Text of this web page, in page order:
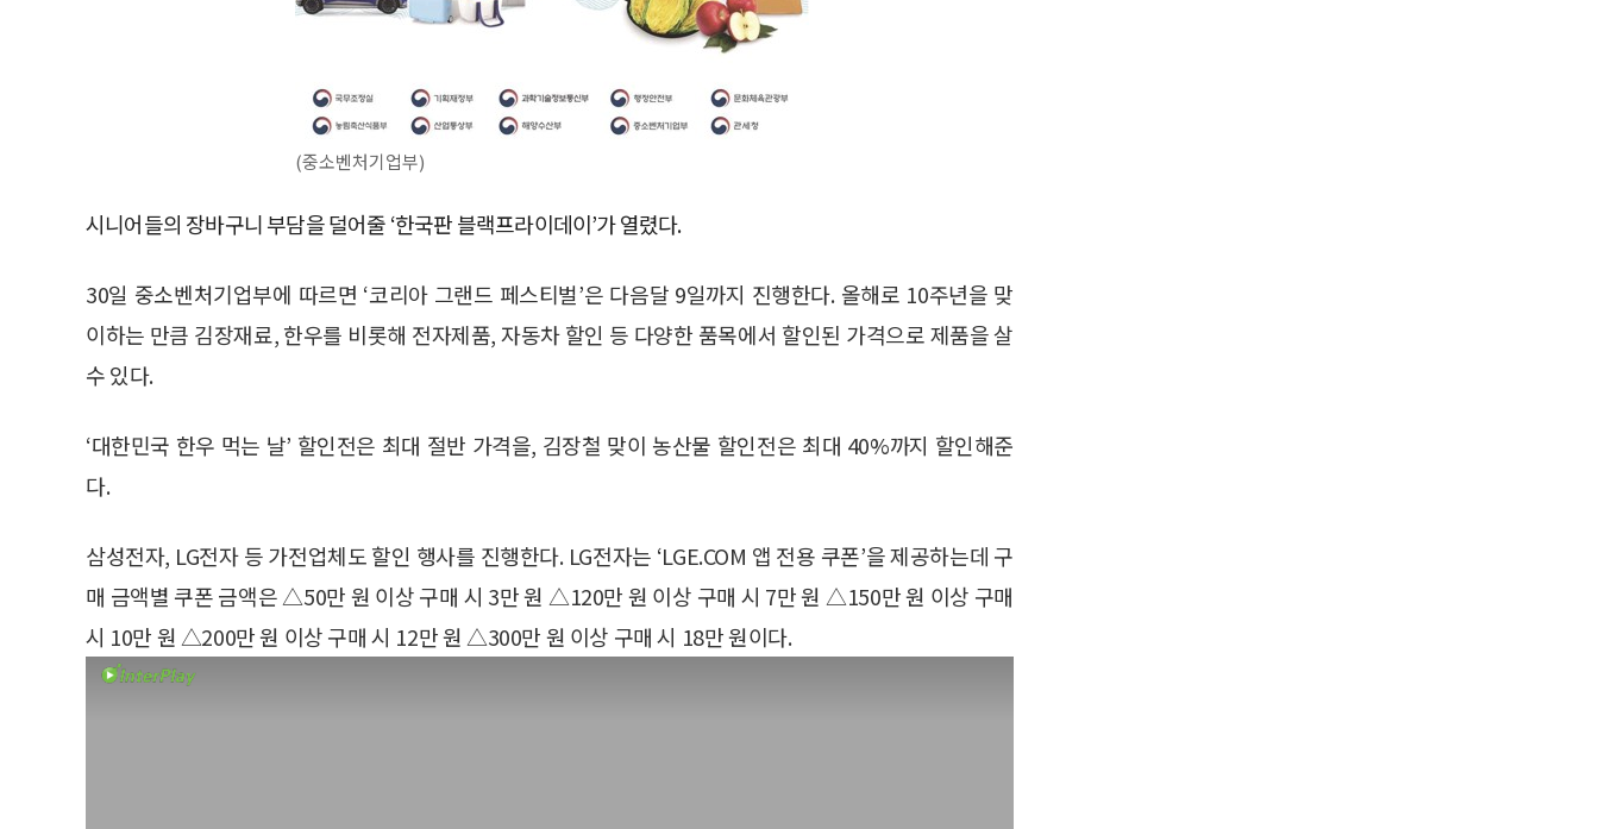
(중소벤처기업부)
시니어들의 장바구니 부담을 덜어줄 ‘한국판 블랙프라이데이’가 열렸다.
30일 중소벤처기업부에 따르면 ‘코리아 그랜드 페스티벌’은 다음달 9일까지 진행한다. 올해로 10주년을 맞
이하는 만큼 김장재료, 한우를 비롯해 전자제품, 자동차 할인 등 다양한 품목에서 할인된 가격으로 제품을 살
수 있다.
‘대한민국 한우 먹는 날’ 할인전은 최대 절반 가격을, 김장철 맞이 농산물 할인전은 최대 40%까지 할인해준
다.
삼성전자, LG전자 등 가전업체도 할인 행사를 진행한다. LG전자는 ‘LGE.COM 앱 전용 쿠폰’을 제공하는데 구
매 금액별 쿠폰 금액은 △50만 원 이상 구매 시 3만 원 △120만 원 이상 구매 시 7만 원 △150만 원 이상 구매
시 10만 원 △200만 원 이상 구매 시 12만 원 △300만 원 이상 구매 시 18만 원이다.